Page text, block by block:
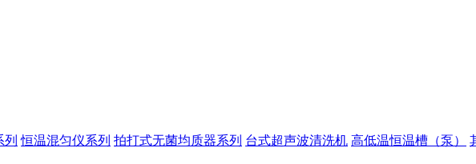
恒温混匀仪系列 拍打式无菌均质器系列 台式超声波清洗机 高低温恒温槽（泵）